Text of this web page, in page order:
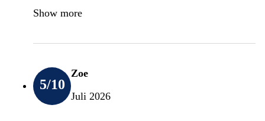
Show more
5/10
Zoe
Juli 2026